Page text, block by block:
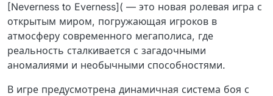
[Neverness to Everness]( — это новая ролевая игра с
открытым миром, погружающая игроков в
атмосферу современного мегаполиса, где
реальность сталкивается с загадочными
аномалиями и необычными способностями.
В игре предусмотрена динамичная система боя с